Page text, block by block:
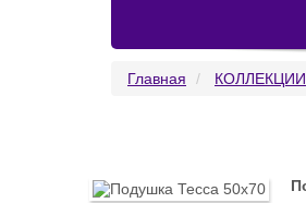
Главная КОЛЛЕКЦИИ